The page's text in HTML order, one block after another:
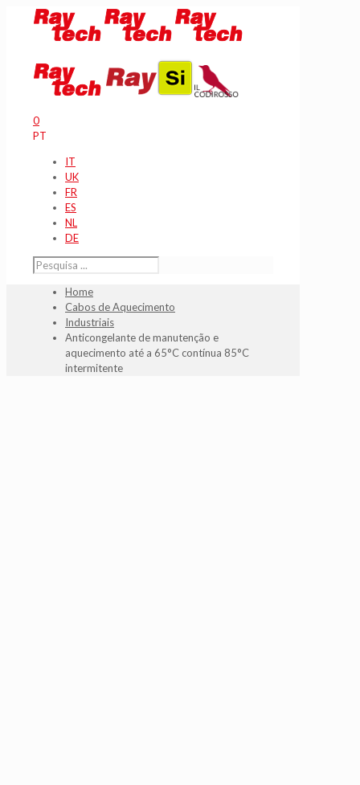
0
PT
IT
UK
FR
ES
NL
DE
Home
Cabos de Aquecimento
Industriais
Anticongelante de manutenção e
aquecimento até a 65°C contínua 85°C
intermitente